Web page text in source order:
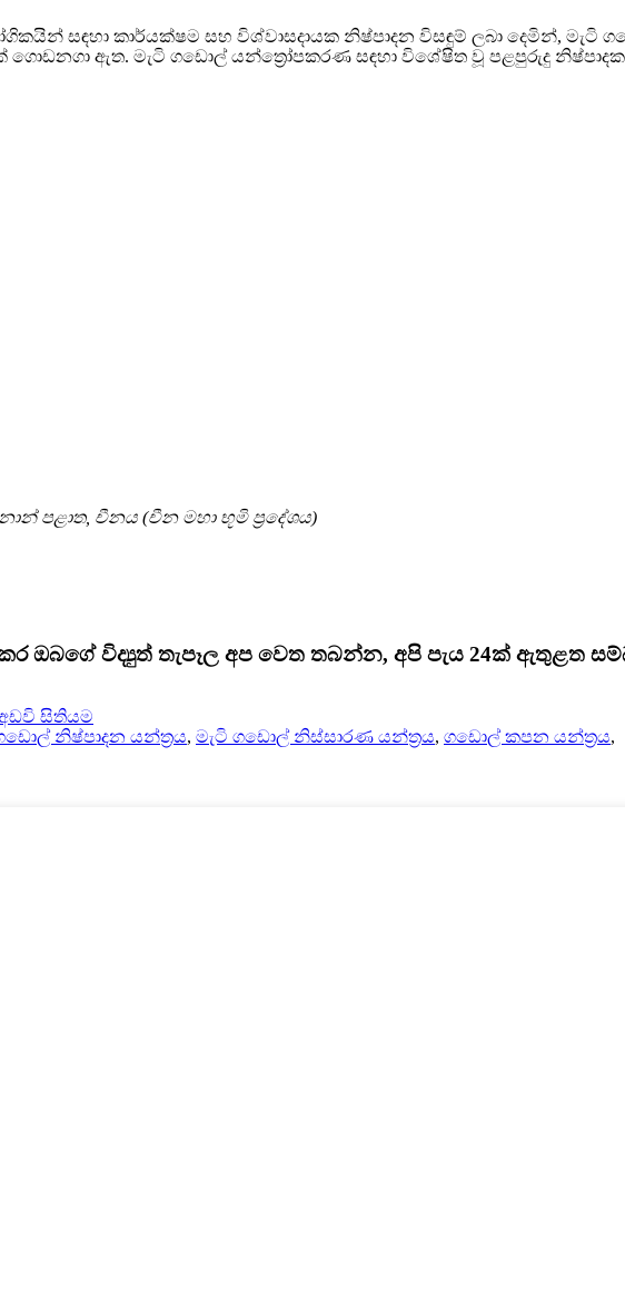
සඳහා කාර්යක්ෂම සහ විශ්වාසදායක නිෂ්පාදන විසඳුම් ලබා දෙමින්,
ඇත. මැටි ගඩොල් යන්ත්‍රෝපකරණ සඳහා විශේෂිත වූ පළපුරුදු
පළාත, චීනය (චීන මහා භූමි ප්‍රදේශය)
ඔබගේ විද්‍යුත් තැපෑල අප වෙත තබන්න, අපි පැය 24ක් ඇතුළත
සිතියම
නිෂ්පාදන යන්ත්‍රය, මැටි ගඩොල් නිස්සාරණ යන්ත්‍රය, ගඩොල් කපන යන්ත්‍රය,